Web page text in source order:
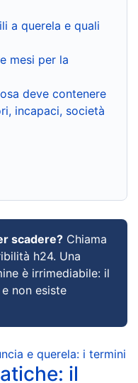
a querela e quali
mesi per la
deve contenere
incapaci, società
scadere? Chiama
h24. Una
è irrimediabile: il
non esiste
e querela: i termini
il